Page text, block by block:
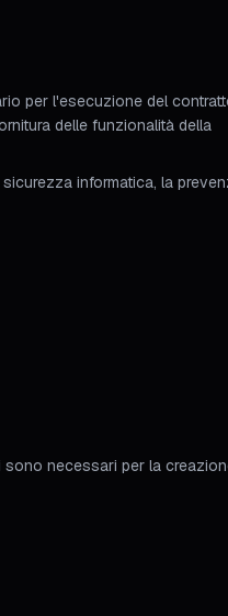
per l'esecuzione del
delle funzionalità della
informatica, la
sono necessari per la